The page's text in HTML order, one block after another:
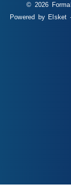
© 2026
Powered by Elsket